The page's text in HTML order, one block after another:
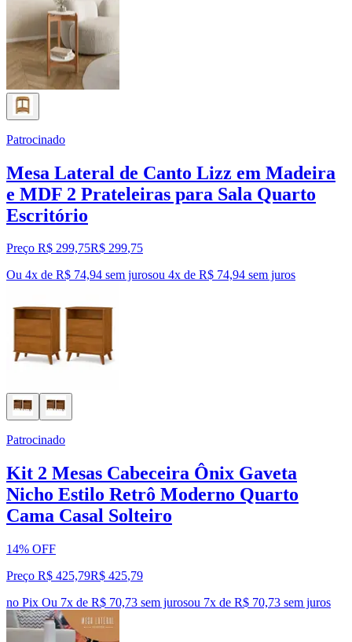
Patrocinado
Mesa Lateral de Canto Lizz em Madeira
e MDF 2 Prateleiras para Sala Quarto
Escritório
Preço R$ 299,75R$ 299,75
Ou 4x de R$ 74,94 sem jurosou 4x de R$ 74,94 sem juros
Patrocinado
Kit 2 Mesas Cabeceira Ônix Gaveta
Nicho Estilo Retrô Moderno Quarto
Cama Casal Solteiro
14% OFF
Preço R$ 425,79R$ 425,79
no Pix Ou 7x de R$ 70,73 sem jurosou 7x de R$ 70,73 sem juros